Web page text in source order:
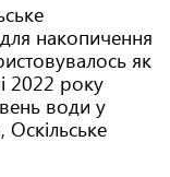
накопичення
як
2022 року
води у
Оскільське